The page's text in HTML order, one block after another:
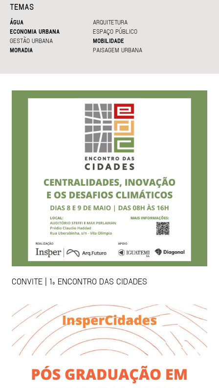
TEMAS
ÁGUA
ARQUITETURA
ECONOMIA URBANA
ESPAÇO PÚBLICO
GESTÃO URBANA
MOBILIDADE
MORADIA
PAISAGEM URBANA
CONVITE | 1º ENCONTRO DAS CIDADES